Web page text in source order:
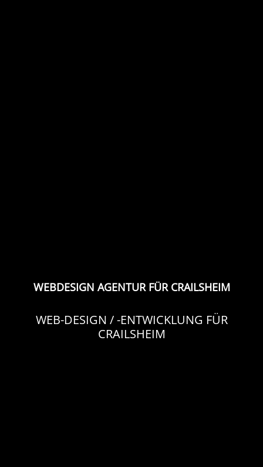
WEBDESIGN AGENTUR FÜR CRAILSHEIM
WEB-DESIGN / -ENTWICKLUNG FÜR
CRAILSHEIM